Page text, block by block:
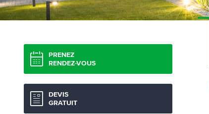
PRENEZ
RENDEZ-VOUS
DEVIS
GRATUIT